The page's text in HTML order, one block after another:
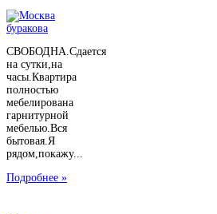
СВОБОДНА.Сдается
на сутки,на
часы.Квартира
полностью
мебелирована
гарнитурной
мебелью.Вся
бытовая.Я
рядом,покажу...
Подробнее »